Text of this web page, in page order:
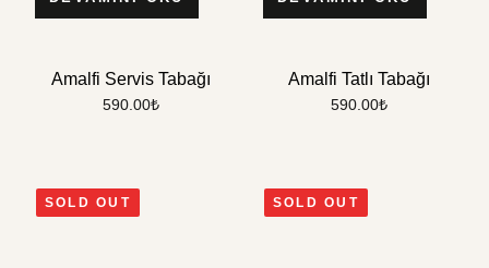
Amalfi Servis Tabağı
590.00₺
Amalfi Tatlı Tabağı
590.00₺
SOLD OUT SOLD OUT